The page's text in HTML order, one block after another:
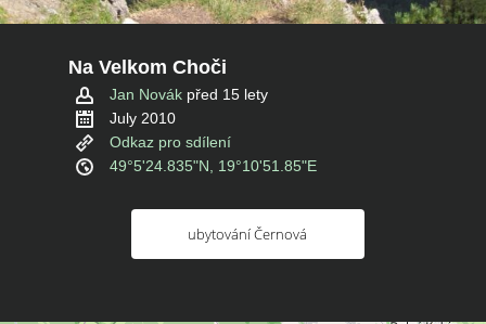
Na Velkom Choči
Jan Novák před 15 lety
July 2010
Odkaz pro sdílení
49°5'24.835"N, 19°10'51.85"E
ubytování Černová